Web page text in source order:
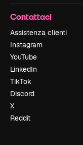
Contattaci
Assistenza clienti
Instagram
YouTube
LinkedIn
TikTok
Discord
X
Reddit